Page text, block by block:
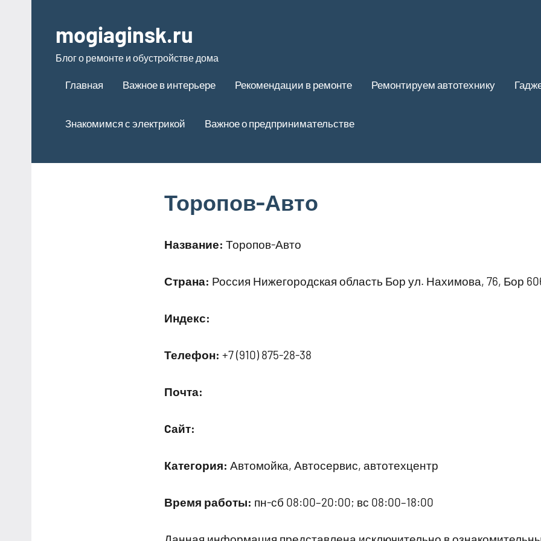
содержимому
mogiaginsk.ru
Блог о ремонте и обустройстве дома
Главная Важное в интерьере Рекомендации в ремонте Ремонтируем автотехнику
Знакомимся с электрикой Важное о предпринимательстве
Торопов-Авто
Название: Торопов-Авто
Страна: Россия Нижегородская область Бор ул. Нахимова, 76, Бор
Индекс:
Телефон: +7 (910) 875-28-38
Почта:
Cайт:
Категория: Автомойка, Автосервис, автотехцентр
Время работы: пн-сб 08:00–20:00; вс 08:00–18:00